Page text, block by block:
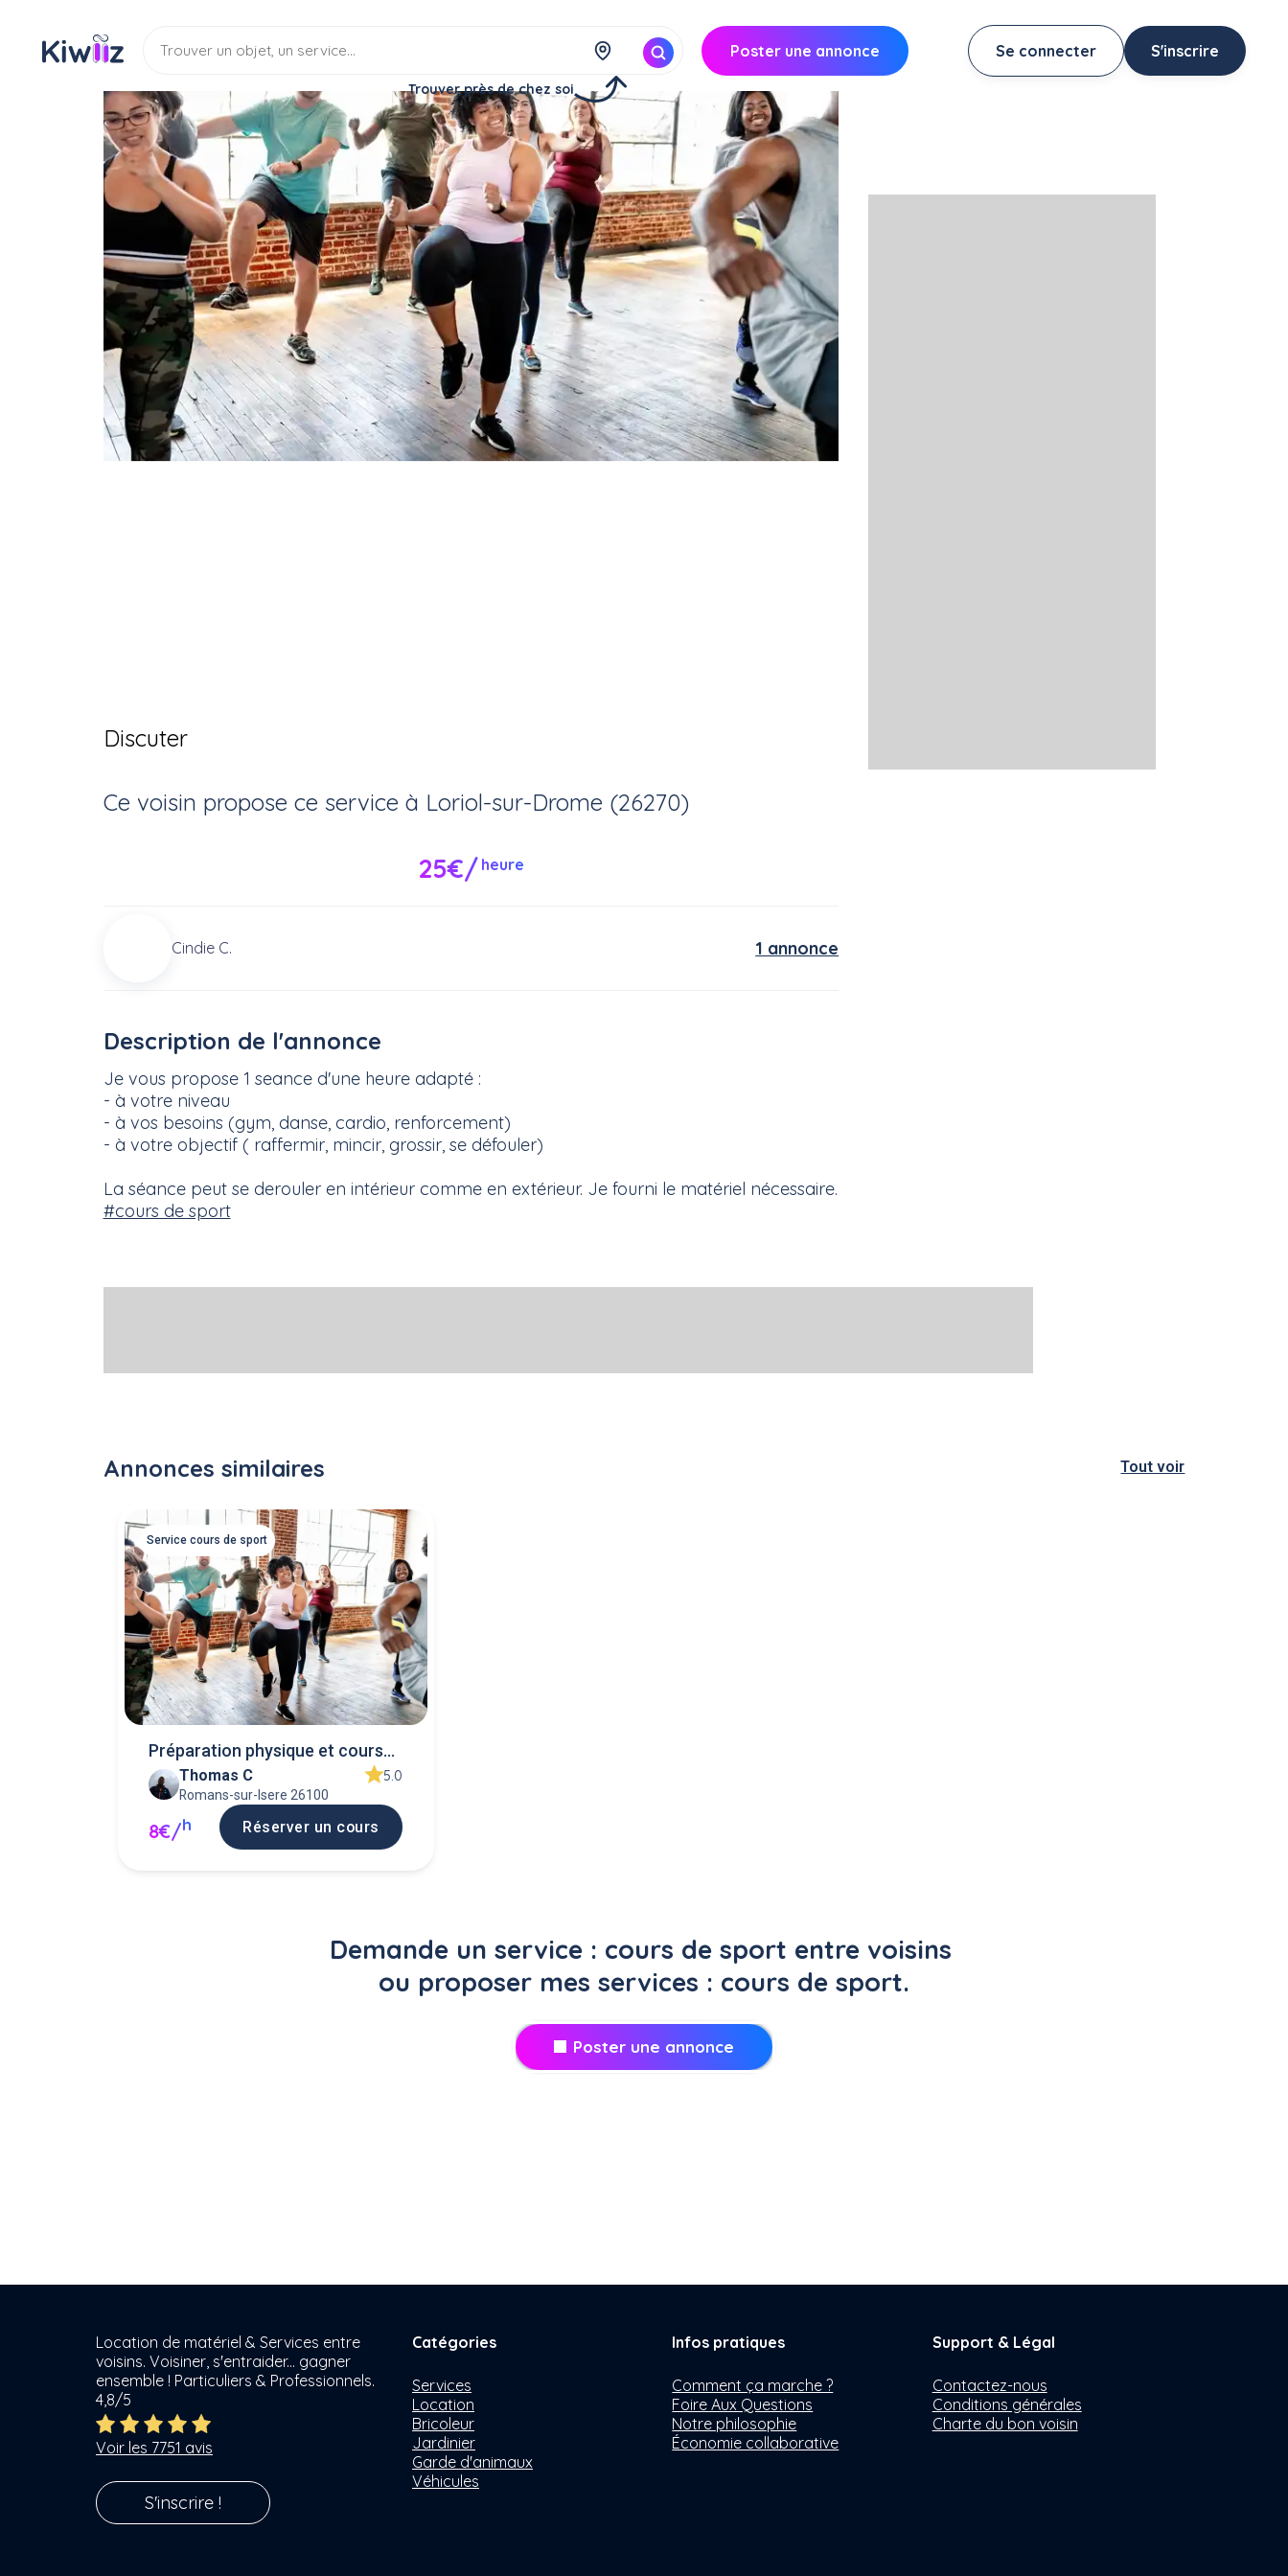
Trouver près de chez soi
Poster une annonce Se connecter S'inscrire
Service Cours particuliers Cours de sport
Coaching Personnalisé
Service Cours de sport
Discuter
Ce voisin propose ce service à Loriol-sur-Drome (26270)
25€/ heure
Cindie C. 1 annonce
Description de l'annonce
Je vous propose 1 seance d'une heure adapté :
- à votre niveau
- à vos besoins (gym, danse, cardio, renforcement)
- à votre objectif ( raffermir, mincir, grossir, se défouler)
La séance peut se derouler en intérieur comme en extérieur. Je fourni le matériel nécessaire.
#cours de sport
Annonces similaires Tout voir
Service cours de sport
Préparation physique et course
à piedThomas C 5.0
Romans-sur-Isere 26100
8€/h Réserver un cours
Demande un service : cours de sport entre voisins
ou proposer mes services : cours de sport.
Poster une annonce
Location de matériel & Services entre
voisins. Voisiner, s'entraider... gagner
ensemble ! Particuliers & Professionnels.
4,8/5
Voir les 7751 avis
S'inscrire !
Catégories
Services
Location
Bricoleur
Jardinier
Garde d'animaux
Véhicules
Infos pratiques
Comment ça marche ?
Foire Aux Questions
Notre philosophie
Économie collaborative
Support & Légal
Contactez-nous
Conditions générales
Charte du bon voisin